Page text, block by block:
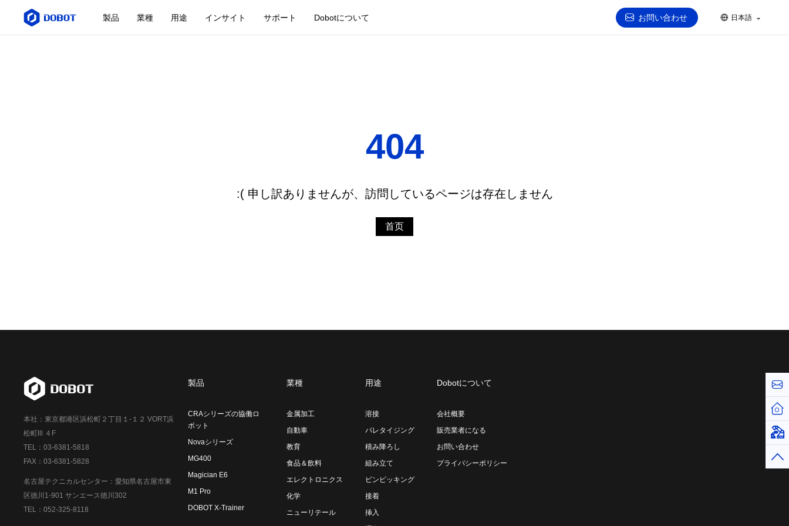
製品 業種 用途 インサイト サポート Dobotについて お問い合わせ 日本語
404
:( 申し訳ありませんが、訪問しているページは存在しません
首页
本社：東京都港区浜松町２丁目１-１２ VORT浜
松町Ⅲ ４F
TEL：03-6381-5818
FAX：03-6381-5828
名古屋テクニカルセンター：愛知県名古屋市東
区徳川1-901 サンエース徳川302
TEL：052-325-8118
製品
CRAシリーズの協働ロ
ボット
Novaシリーズ
MG400
Magician E6
M1 Pro
DOBOT X-Trainer
業種
金属加工
自動車
教育
食品＆飲料
エレクトロニクス
化学
ニューリテール
用途
溶接
パレタイジング
積み降ろし
組み立て
ビンピッキング
接着
挿入
Dobotについて
会社概要
販売業者になる
お問い合わせ
プライバシーポリシー
お
ホ
仮
ト